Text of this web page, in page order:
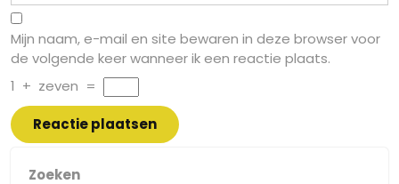
Mijn naam, e-mail en site bewaren in deze browser voor
de volgende keer wanneer ik een reactie plaats.
1 + zeven =
Zoeken